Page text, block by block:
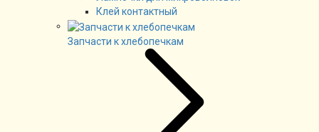
Клей контактный
Запчасти к хлебопечкам